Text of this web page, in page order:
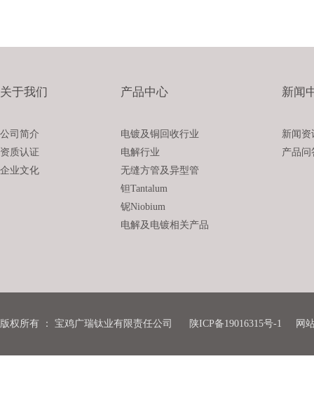
关于我们
公司简介
资质认证
企业文化
产品中心
电镀及铜回收行业
电解行业
无缝方管及异型管
钽Tantalum
铌Niobium
电解及电镀相关产品
新闻
新闻资
产品问
版权所有 ： 宝鸡广瑞钛业有限责任公司 陕ICP备19016315号-1 网